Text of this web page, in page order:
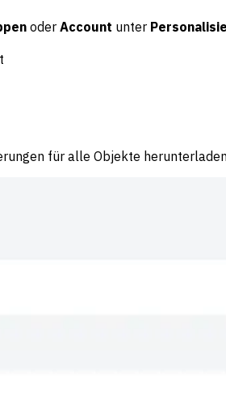
oder Account unter
für alle Objekte